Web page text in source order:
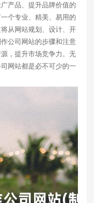
产品、提升品牌价值的
个专业、精美、易用的
从网站规划、设计、开
公司网站的步骤和注意
，提升市场竞争力。无
网站都是必不可少的一